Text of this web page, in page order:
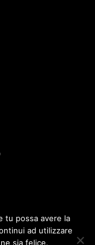
tu possa avere la
ad utilizzare
sia felice.